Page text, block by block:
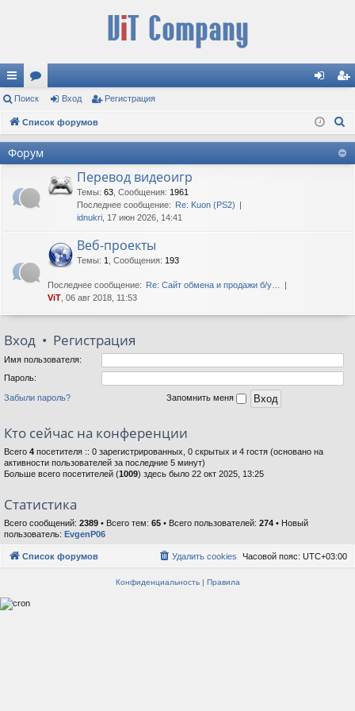
с
ы
лк
ор
ум д ис
тр
Поиск Вход Регистрация
Список форумов
Форум
Перевод видеоигр
Темы: 63 Сообщения: 1961
Последнее сообщение: Re: Kuon (PS2)
idnukri , 17 июн 2026, 14:41
Веб-проекты
Темы: 1 Сообщения: 193
Последнее сообщение: Re: Сайт обмена и продажи б/у…
ViT , 06 авг 2018, 11:53
Вход • Регистрация
Имя пользователя:
Пароль:
Забыли пароль? Запомнить меня
Кто сейчас на конференции
Всего 4 посетителя :: 0 зарегистрированных, 0 скрытых и 4 гостя (основано на
активности пользователей за последние 5 минут)
Больше всего посетителей (1009) здесь было 22 окт 2025, 13:25
Статистика
Всего сообщений: 2389 • Всего тем: 65 • Всего пользователей: 274 • Новый
пользователь: EvgenP06
Список форумов Часовой пояс: UTC+03:00
Удалить cookies
Конфиденциальность| Правила